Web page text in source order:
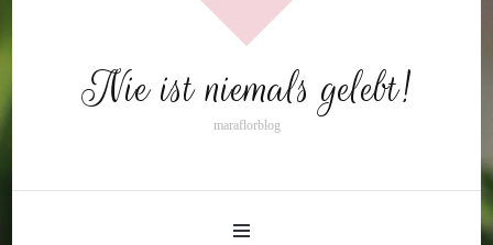
Nie ist niemals gelebt!
maraflorblog